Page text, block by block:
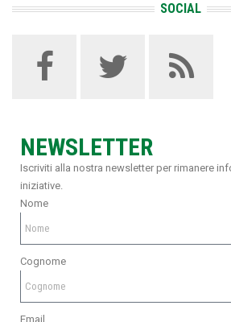
SOCIAL
NEWSLETTER
Iscriviti alla nostra newsletter per rimanere
iniziative.
Nome
Cognome
Email